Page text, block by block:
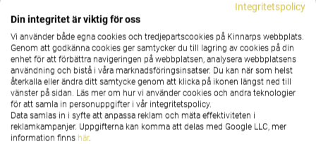
Modulsoffan Ginohar en glipa mellan sits och rygg, vilket gör den
till ett lättstädat och hygieniskt val i miljöer där mat och dryck
förekommer.
Inspireras du av detta projekt?
Integritetspolicy
Din integritet är viktig för oss
Vi använder både egna cookies och tredjepartscookies på Kinnarps webbplats.
Genom att godkänna cookies ger samtycker du till lagring av cookies på din
enhet för att förbättra navigeringen på webbplatsen, analysera webbplatsens
användning och bistå i våra marknadsföringsinsatser. Du kan när som helst
återkalla eller ändra ditt samtycke genom att klicka på ikonen längst ned till
vänster på sidan. Läs mer om hur vi använder cookies och andra teknologier
för att samla in personuppgifter i vår integritetspolicy.
Data samlas in i syfte att anpassa reklam och mäta effektiviteten i
reklamkampanjer. Uppgifterna kan komma att delas med Google LLC, mer
information finns här.